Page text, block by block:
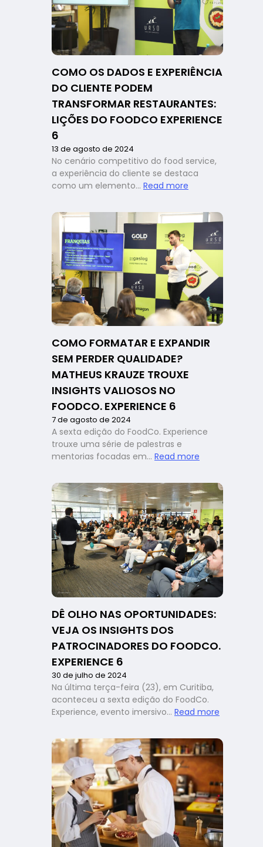
restaurante:
com
Matheus
FoodCo.
Experience
6
COMO OS DADOS E EXPERIÊNCIA
DO CLIENTE PODEM
TRANSFORMAR RESTAURANTES:
LIÇÕES DO FOODCO EXPERIENCE
6
13 de agosto de 2024
No cenário competitivo do food service,
a experiência do cliente se destaca
como um elemento… Read more
dados
experiência
do
cliente
podem
transformar
restaurantes:
lições
FoodCo
6
COMO FORMATAR E EXPANDIR
SEM PERDER QUALIDADE?
MATHEUS KRAUZE TROUXE
INSIGHTS VALIOSOS NO
FOODCO. EXPERIENCE 6
7 de agosto de 2024
A sexta edição do FoodCo. Experience
trouxe uma série de palestras e
mentorias focadas em… Read more
formatar
e
expandir
sem
perder
qualidade?
Matheus
Krauze
trouxe
insights
no
Experience
6
DÊ OLHO NAS OPORTUNIDADES:
VEJA OS INSIGHTS DOS
PATROCINADORES DO FOODCO.
EXPERIENCE 6
30 de julho de 2024
Na última terça-feira (23), em Curitiba,
aconteceu a sexta edição do FoodCo.
Experience, evento imersivo… Read more
olho
nas
veja
os
insights
dos
do